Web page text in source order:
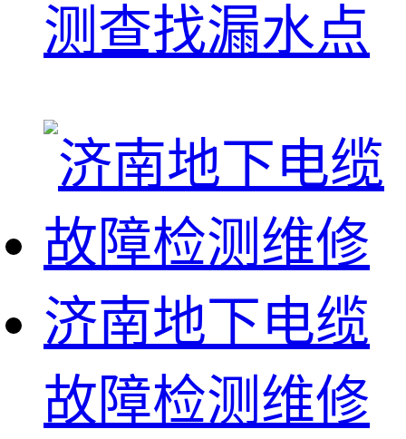
测查找漏水点
济南地下电缆
故障检测维修